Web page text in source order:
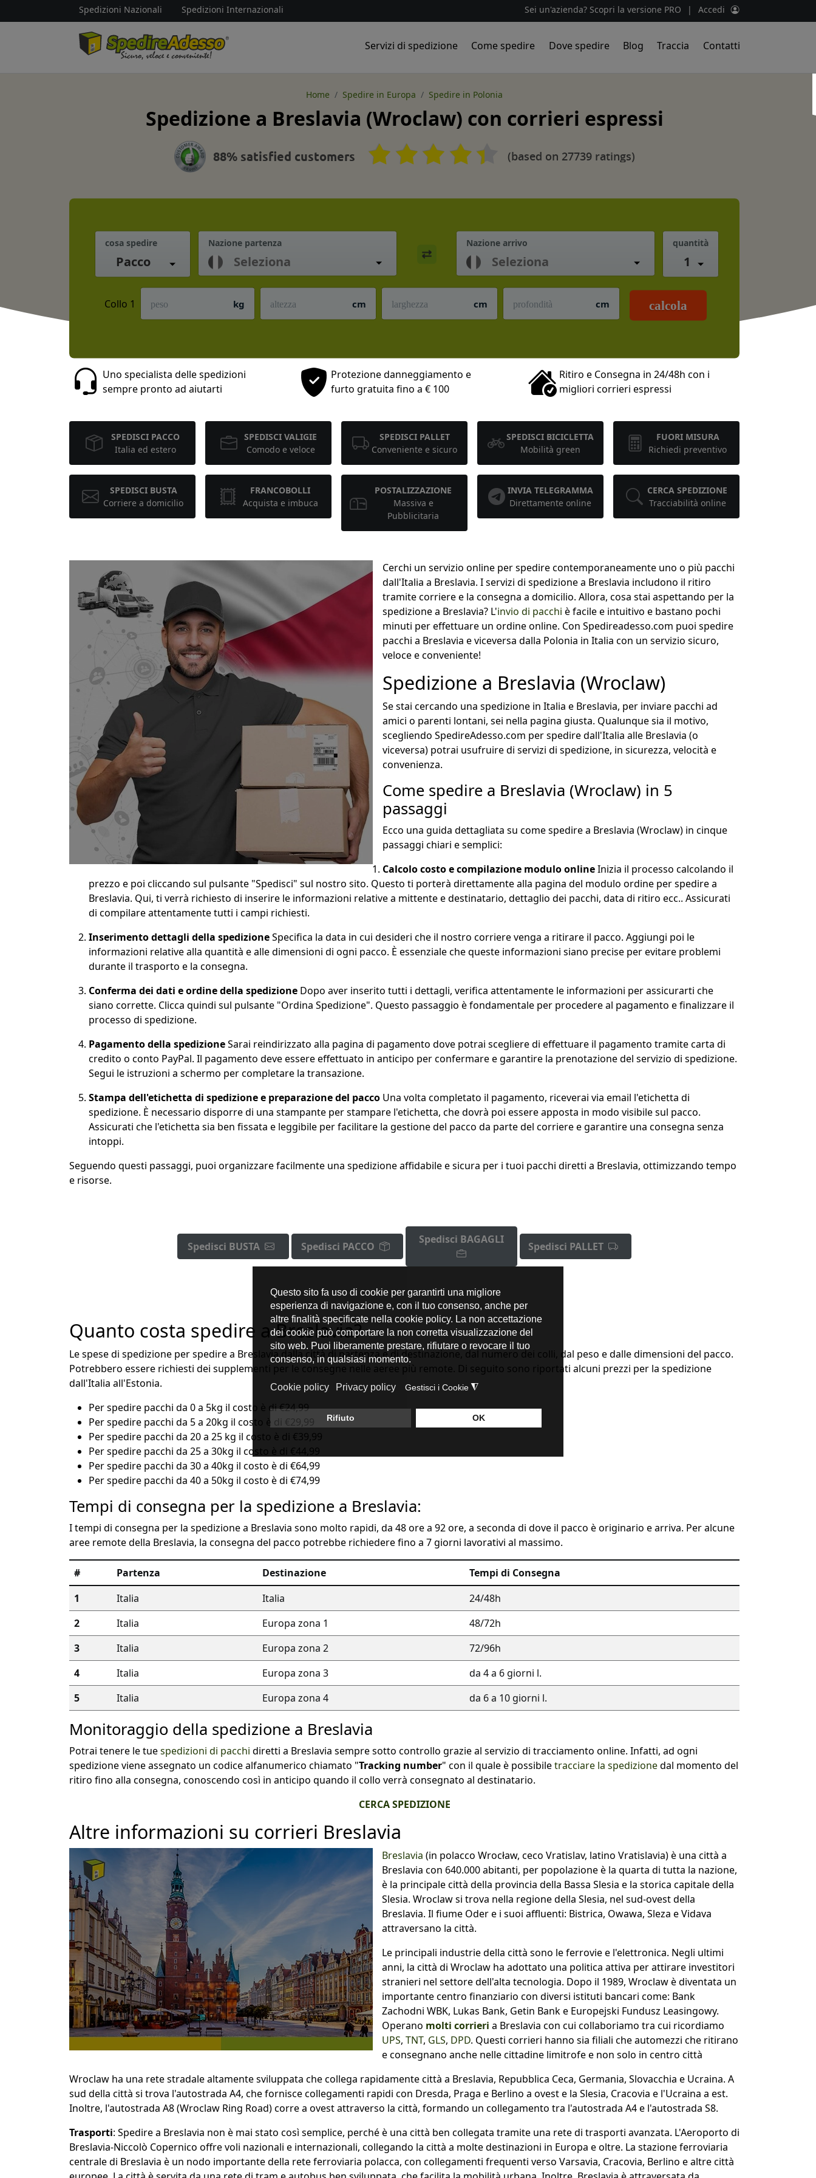
Spedizioni Nazionali Spedizioni Internazionali Sei un'azienda? Scopri la versione PRO | Accedi
Servizi di spedizione Come spedire Dove spedire Blog Traccia Contatti
Home Spedire in Europa Spedire in Polonia
Spedizione a Breslavia (Wroclaw) con corrieri espressi
88% satisfied customers (based on 27739 ratings)
cosa spedire
Pacco
Nazione partenza Nazione arrivo quantità
1
Collo 1 kg cm cm cm calcola
Uno specialista delle spedizioni
sempre pronto ad aiutarti
Protezione danneggiamento e
furto gratuita fino a € 100
Ritiro e Consegna in 24/48h con i
migliori corrieri espressi
SPEDISCI PACCO
Italia ed estero
SPEDISCI VALIGIE
Comodo e veloce
SPEDISCI PALLET
Conveniente e sicuro
SPEDISCI BICICLETTA
Mobilità green
FUORI MISURA
Richiedi preventivo
SPEDISCI BUSTA
Corriere a domicilio
FRANCOBOLLI
Acquista e imbuca
POSTALIZZAZIONE
Massiva e
Pubblicitaria
INVIA TELEGRAMMA
Direttamente online
CERCA SPEDIZIONE
Tracciabilità online
Cerchi un servizio online per spedire contemporaneamente uno o più pacchi
dall'Italia a Breslavia. I servizi di spedizione a Breslavia includono il ritiro
tramite corriere e la consegna a domicilio. Allora, cosa stai aspettando per la
spedizione a Breslavia? L'invio di pacchi è facile e intuitivo e bastano pochi
minuti per effettuare un ordine online. Con Spedireadesso.com puoi spedire
pacchi a Breslavia e viceversa dalla Polonia in Italia con un servizio sicuro,
veloce e conveniente!
Spedizione a Breslavia (Wroclaw)
Se stai cercando una spedizione in Italia e Breslavia, per inviare pacchi ad
amici o parenti lontani, sei nella pagina giusta. Qualunque sia il motivo,
scegliendo SpedireAdesso.com per spedire dall'Italia alle Breslavia (o
viceversa) potrai usufruire di servizi di spedizione, in sicurezza, velocità e
convenienza.
Come spedire a Breslavia (Wroclaw) in 5
passaggi
Ecco una guida dettagliata su come spedire a Breslavia (Wroclaw) in cinque
passaggi chiari e semplici:
Calcolo costo e compilazione modulo onlineInizia il processo calcolando il
prezzo e poi cliccando sul pulsante "Spedisci" sul nostro sito. Questo ti porterà direttamente alla pagina del modulo ordine per spedire a
Breslavia. Qui, ti verrà richiesto di inserire le informazioni relative a mittente e destinatario, dettaglio dei pacchi, data di ritiro ecc.. Assicurati
di compilare attentamente tutti i campi richiesti.
Inserimento dettagli della spedizioneSpecifica la data in cui desideri che il nostro corriere venga a ritirare il pacco. Aggiungi poi le
informazioni relative alla quantità e alle dimensioni di ogni pacco. È essenziale che queste informazioni siano precise per evitare problemi
durante il trasporto e la consegna.
Conferma dei dati e ordine della spedizione Dopo aver inserito tutti i dettagli, verifica attentamente le informazioni per assicurarti che
siano corrette. Clicca quindi sul pulsante "Ordina Spedizione". Questo passaggio è fondamentale per procedere al pagamento e finalizzare il
processo di spedizione.
Pagamento della spedizioneSarai reindirizzato alla pagina di pagamento dove potrai scegliere di effettuare il pagamento tramite carta di
credito o conto PayPal. Il pagamento deve essere effettuato in anticipo per confermare e garantire la prenotazione del servizio di spedizione.
Segui le istruzioni a schermo per completare la transazione.
Stampa dell'etichetta di spedizione e preparazione del pacco Una volta completato il pagamento, riceverai via email l'etichetta di
spedizione. È necessario disporre di una stampante per stampare l'etichetta, che dovrà poi essere apposta in modo visibile sul pacco.
Assicurati che l'etichetta sia ben fissata e leggibile per facilitare la gestione del pacco da parte del corriere e garantire una consegna senza
intoppi.
Seguendo questi passaggi, puoi organizzare facilmente una spedizione affidabile e sicura per i tuoi pacchi diretti a Breslavia, ottimizzando tempo
e risorse.
Spedisci BUSTA Spedisci PACCO
Spedisci BAGAGLI
Spedisci PALLET
Quanto costa spedire a Breslavia?
Le spese di spedizione per spedire a Breslavia dalla città di partenza e di destinazione, dal numero dei colli, dal peso e dalle dimensioni del pacco.
Potrebbero essere richiesti dei supplementi per le consegne nelle aeree più remote. Di seguito sono riportati alcuni prezzi per la spedizione
dall'Italia all'Estonia.
Per spedire pacchi da 0 a 5kg il costo è di €24,99
Per spedire pacchi da 5 a 20kg il costo è di €29,99
Per spedire pacchi da 20 a 25 kg il costo è di €39,99
Per spedire pacchi da 25 a 30kg il costo è di €44,99
Per spedire pacchi da 30 a 40kg il costo è di €64,99
Per spedire pacchi da 40 a 50kg il costo è di €74,99
Tempi di consegna per la spedizione a Breslavia:
I tempi di consegna per la spedizione a Breslavia sono molto rapidi, da 48 ore a 92 ore, a seconda di dove il pacco è originario e arriva. Per alcune
aree remote della Breslavia, la consegna del pacco potrebbe richiedere fino a 7 giorni lavorativi al massimo.
# Partenza Destinazione
Tempi di Consegna
1
Italia Italia
24/48h
2
Italia Europa zona 1
48/72h
3
Italia Europa zona 2
72/96h
4
Italia Europa zona 3
da 4 a 6 giorni l.
5
Italia Europa zona 4 da 6 a 10 giorni l.
Monitoraggio della spedizione a Breslavia
Potrai tenere le tuespedizioni di pacchi diretti a Breslavia sempre sotto controllo grazie al servizio di tracciamento online. Infatti, ad ogni
spedizione viene assegnato un codice alfanumerico chiamato "Tracking number" con il quale è possibiletracciare la spedizionedal momento del
ritiro fino alla consegna, conoscendo così in anticipo quando il collo verrà consegnato al destinatario.
CERCA SPEDIZIONE
Altre informazioni su corrieri Breslavia
Breslavia (in polacco Wrocław, ceco Vratislav, latino Vratislavia) è una città a
Breslavia con 640.000 abitanti, per popolazione è la quarta di tutta la nazione,
è la principale città della provincia della Bassa Slesia e la storica capitale della
Slesia. Wroclaw si trova nella regione della Slesia, nel sud-ovest della
Breslavia. Il fiume Oder e i suoi affluenti: Bistrica, Owawa, Sleza e Vidava
attraversano la città.
Le principali industrie della città sono le ferrovie e l'elettronica. Negli ultimi
anni, la città di Wroclaw ha adottato una politica attiva per attirare investitori
stranieri nel settore dell'alta tecnologia. Dopo il 1989, Wroclaw è diventata un
importante centro finanziario con diversi istituti bancari come: Bank
Zachodni WBK, Lukas Bank, Getin Bank e Europejski Fundusz Leasingowy.
Operano molti corrieri a Breslavia con cui collaboriamo tra cui ricordiamo
UPS, TNT, GLS, DPD. Questi corrieri hanno sia filiali che automezzi che ritirano
e consegnano anche nelle cittadine limitrofe e non solo in centro città
Wroclaw ha una rete stradale altamente sviluppata che collega rapidamente città a Breslavia, Repubblica Ceca, Germania, Slovacchia e Ucraina. A
sud della città si trova l'autostrada A4, che fornisce collegamenti rapidi con Dresda, Praga e Berlino a ovest e la Slesia, Cracovia e l'Ucraina a est.
Inoltre, l'autostrada A8 (Wroclaw Ring Road) corre a ovest attraverso la città, formando un collegamento tra l'autostrada A4 e l'autostrada S8.
Trasporti: Spedire a Breslavia non è mai stato così semplice, perché è una città ben collegata tramite una rete di trasporti avanzata. L'Aeroporto di
Breslavia-Niccolò Copernico offre voli nazionali e internazionali, collegando la città a molte destinazioni in Europa e oltre. La stazione ferroviaria
centrale di Breslavia è un nodo importante della rete ferroviaria polacca, con collegamenti frequenti verso Varsavia, Cracovia, Berlino e altre città